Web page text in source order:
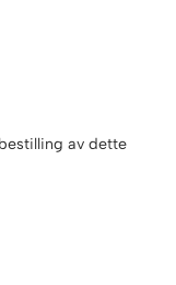
av dette